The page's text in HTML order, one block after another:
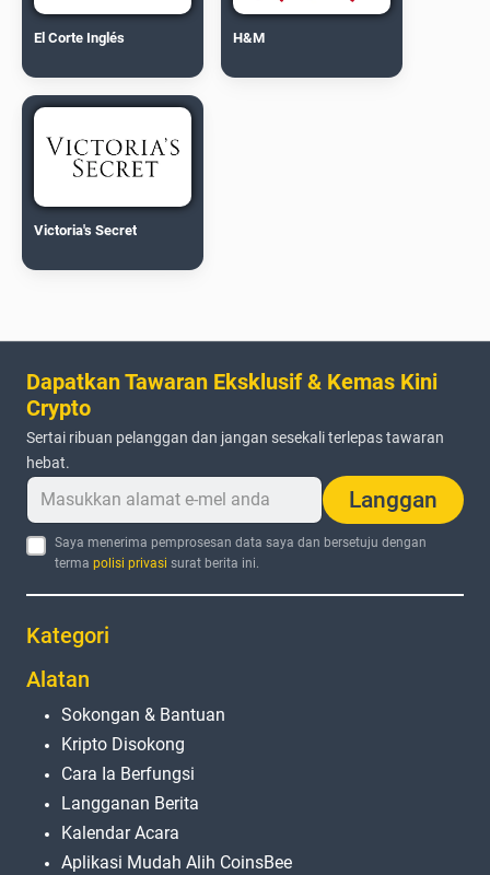
El Corte Inglés H&M
Victoria's Secret
Dapatkan Tawaran Eksklusif & Kemas Kini
Crypto
Sertai ribuan pelanggan dan jangan sesekali terlepas tawaran
hebat.
Langgan
Saya menerima pemprosesan data saya dan bersetuju dengan
termapolisi privasi surat berita ini.
Kategori
Alatan
Sokongan & Bantuan
Kripto Disokong
Cara Ia Berfungsi
Langganan Berita
Kalendar Acara
Aplikasi Mudah Alih CoinsBee